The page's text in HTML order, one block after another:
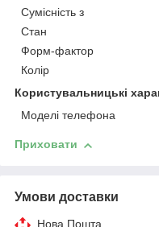
Сумісність з
Стан
Форм-фактор
Колір
Користувальницькі
Моделі телефона
Приховати
Умови доставки
Нова Пошта